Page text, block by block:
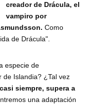
creador de Drácula, el
vampiro por
Como
de Drácula".
especie de
de Islandia? ¿Tal vez
siempre, supera a
una adaptación